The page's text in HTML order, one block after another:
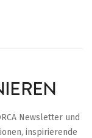
Newsletter und
inspirierende